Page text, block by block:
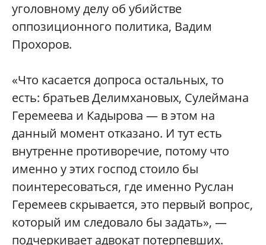
уголовному делу об убийстве
оппозиционного политика, Вадим
Прохоров.
«Что касается допроса остальных, то
есть: братьев Делимхановых, Сулеймана
Геремеева и Кадырова — в этом на
данный момент отказано. И тут есть
внутренне противоречие, потому что
именно у этих господ стоило бы
поинтересоваться, где именно Руслан
Геремеев скрывается, это первый вопрос,
который им следовало бы задать», —
подчеркивает адвокат потерпевших.